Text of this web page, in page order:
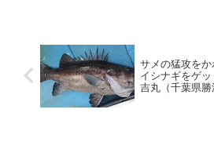
サメの猛攻を
イシナギをゲ
吉丸（千葉県勝